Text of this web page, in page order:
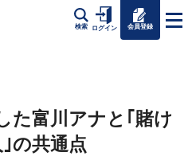
検索 ログイン 会員登録
た富川アナと｢賭け
の共通点